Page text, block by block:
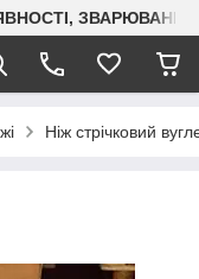
Ніж стрічковий